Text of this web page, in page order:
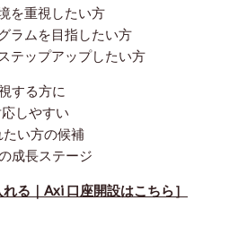
を重視したい方
ラムを目指したい方
テップアップしたい方
する方に
しやすい
たい方の候補
成長ステージ
る｜Axi 口座開設はこちら］